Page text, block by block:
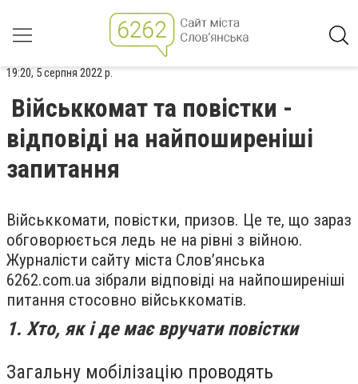
19:20, 5 серпня 2022 р.
Військкомат та повістки -
відповіді на найпоширеніші
запитання
Військкомати, повістки, призов. Це те, що зараз
обговорюється ледь не на рівні з війною.
Журналісти сайту міста Слов’янська
6262.com.ua зібрали відповіді на найпоширеніші
питання стосовно військкоматів.
1. Хто, як і де має вручати повістки
Загальну мобілізацію проводять